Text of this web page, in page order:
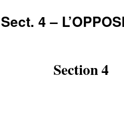
4 –
Section 4